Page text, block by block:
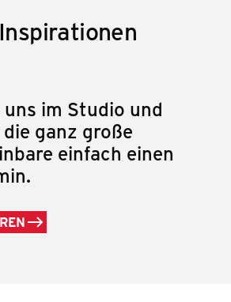
im Studio und
ganz große
einfach einen